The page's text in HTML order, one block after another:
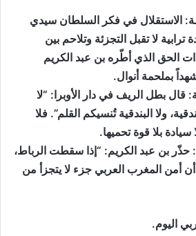
الاستقلال في فكر السلطان سيدي
لا تقبل التجزئة وتلاحم بين
الحق الذي أطّره بن عبد الكريم
بملحمة أنوال.
قال بطل الريف في دار الأوبرا: “لا
ولا البندقية تُنسيكم القلم”. فلا
بلا قوة تحميها.
حذّر بن عبد الكريم: “إذا سقطت الرباط،
أمن المغرب العربي جزء لا يتجزأ من
اليوم.